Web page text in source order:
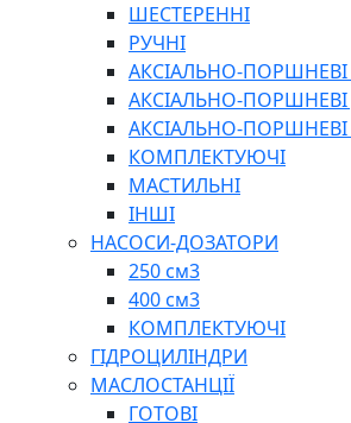
ШЕСТЕРЕННІ
РУЧНІ
АКСІАЛЬНО-
АКСІАЛЬНО-
АКСІАЛЬНО-ПОРШНЕВІ
КОМПЛЕКТУЮЧІ
МАСТИЛЬНІ
ІНШІ
НАСОСИ-ДОЗАТОРИ
250 см3
400 см3
КОМПЛЕКТУЮЧІ
ГІДРОЦИЛІНДРИ
МАСЛОСТАНЦІЇ
ГОТОВІ